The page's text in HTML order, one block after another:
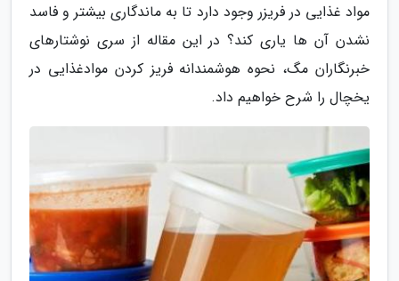
مواد غذایی در فریزر وجود دارد تا به ماندگاری بیشتر و فاسد
نشدن آن ها یاری کند؟ در این مقاله از سری نوشتارهای
خبرنگاران مگ، نحوه هوشمندانه فریز کردن موادغذایی در
یخچال را شرح خواهیم داد.